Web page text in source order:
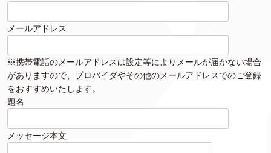
メールアドレス
※携帯電話のメールアドレスは設定等によりメールが届かない場合
がありますので、プロバイダやその他のメールアドレスでのご登録
をおすすめいたします。
題名
メッセージ本文